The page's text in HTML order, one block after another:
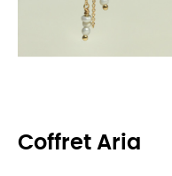
Coffret Aria